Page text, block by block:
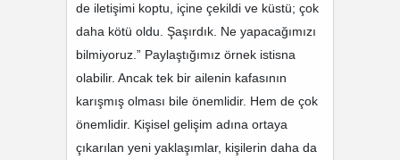
de iletişimi koptu, içine çekildi ve küstü; çok
daha kötü oldu. Şaşırdık. Ne yapacağımızı
bilmiyoruz.” Paylaştığımız örnek istisna
olabilir. Ancak tek bir ailenin kafasının
karışmış olması bile önemlidir. Hem de çok
önemlidir. Kişisel gelişim adına ortaya
çıkarılan yeni yaklaşımlar, kişilerin daha da